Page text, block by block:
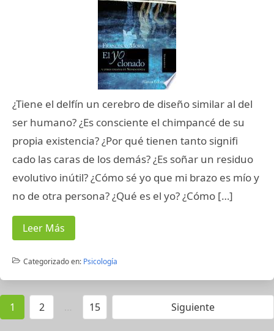
¿Tiene el delfín un cerebro de diseño similar al del
ser humano? ¿Es consciente el chimpancé de su
propia existencia? ¿Por qué tienen tanto signifi
cado las caras de los demás? ¿Es soñar un residuo
evolutivo inútil? ¿Cómo sé yo que mi brazo es mío y
no de otra persona? ¿Qué es el yo? ¿Cómo […]
Leer Más
Categorizado en: Psicología
1 2 15 Siguiente